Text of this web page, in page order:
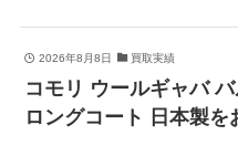
2026年8月8日 買取実績
コモリ ウールギャバ
ロングコート 日本製を